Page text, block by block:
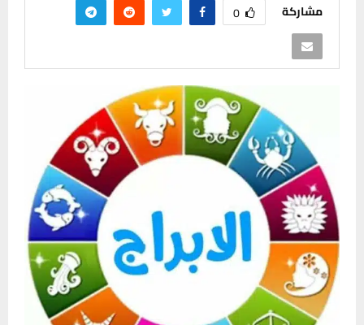
مشاركة 0